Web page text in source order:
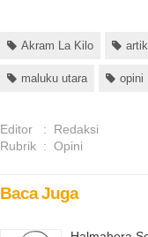
Akram La Kilo
maluku utara opini
Editor :
Redaksi
Rubrik : Opini
Baca Juga